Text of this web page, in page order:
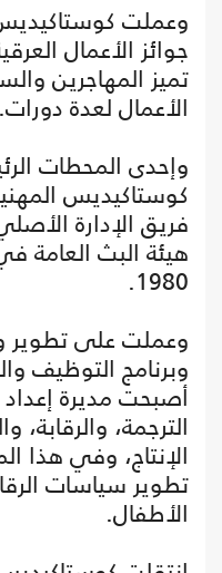
وعملت
جوائز الأعمال
تميز المهاجرين
الأعمال لعدة دورات.
وإحدى المحطات
كوستاكيديس
فريق الإدارة
1980.
وعملت على تطوير
وبرنامج التوظيف
أصبحت مديرة
الترجمة،
الإنتاج، وفي
تطوير سياسات
الأطفال.